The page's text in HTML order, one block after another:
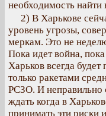
необходимость найти
2) В Харькове
уровень угрозы,
меркам. Это не
Пока идет война,
Харьков всегда
только ракетами
РСЗО. И неправильно
ждать когда в
принимать эти риски